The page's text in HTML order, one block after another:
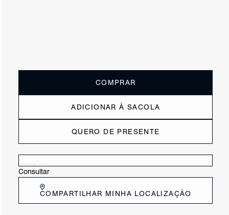
COMPRAR
ADICIONAR À SACOLA
QUERO DE PRESENTE
Consultar
COMPARTILHAR MINHA LOCALIZAÇÃO